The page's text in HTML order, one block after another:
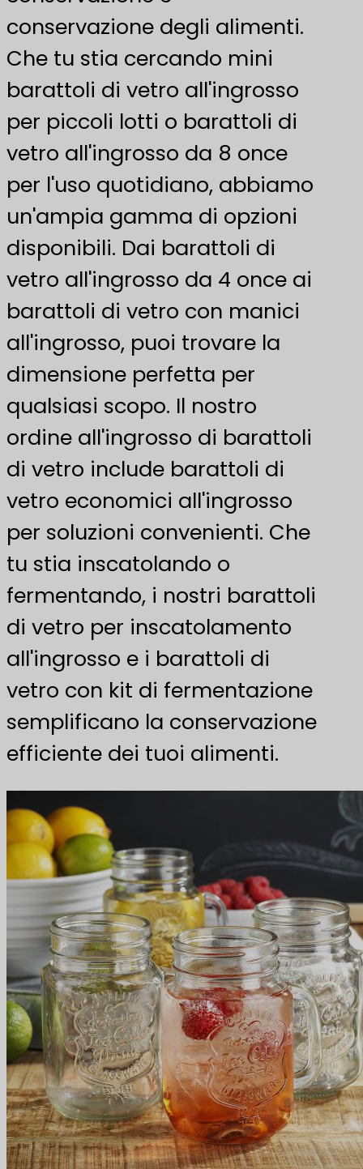
conservazione degli alimenti.
Che tu stia cercando mini
barattoli di vetro all'ingrosso
per piccoli lotti o barattoli di
vetro all'ingrosso da 8 once
per l'uso quotidiano, abbiamo
un'ampia gamma di opzioni
disponibili. Dai barattoli di
vetro all'ingrosso da 4 once ai
barattoli di vetro con manici
all'ingrosso, puoi trovare la
dimensione perfetta per
qualsiasi scopo. Il nostro
ordine all'ingrosso di barattoli
di vetro include barattoli di
vetro economici all'ingrosso
per soluzioni convenienti. Che
tu stia inscatolando o
fermentando, i nostri barattoli
di vetro per inscatolamento
all'ingrosso e i barattoli di
vetro con kit di fermentazione
semplificano la conservazione
efficiente dei tuoi alimenti.